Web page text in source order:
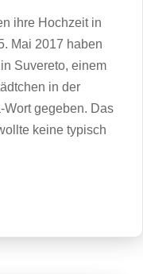
ihre Hochzeit in
Mai 2017 haben
Suvereto, einem
in der
Wort gegeben. Das
keine typisch